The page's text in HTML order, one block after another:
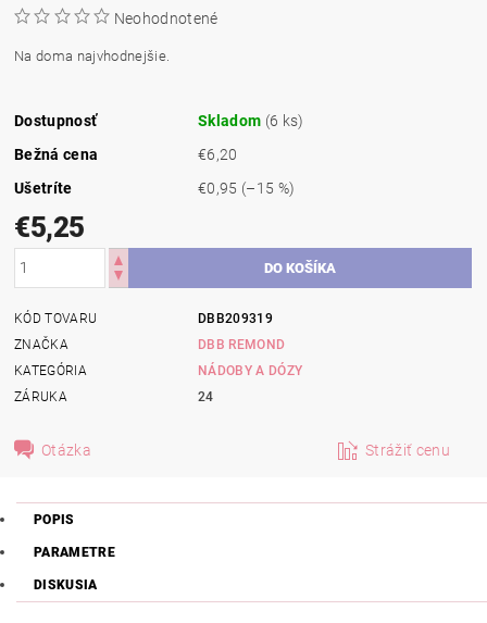
Neohodnotené
Na doma najvhodnejšie.
Dostupnosť Skladom (6 ks)
Bežná cena
€6,20
Ušetríte
€0,95 (–15 %)
€5,25
KÓD TOVARU
DBB209319
ZNAČKA
DBB REMOND
KATEGÓRIA
NÁDOBY A DÓZY
ZÁRUKA
24
Otázka Strážiť cenu
POPIS
PARAMETRE
DISKUSIA